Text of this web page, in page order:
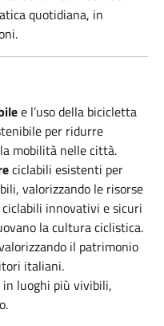
quotidiana, in
e l’uso della bicicletta
per ridurre
mobilità nelle città.
ciclabili esistenti per
valorizzando le risorse
innovativi e sicuri
la cultura ciclistica.
il patrimonio
italiani.
luoghi più vivibili,